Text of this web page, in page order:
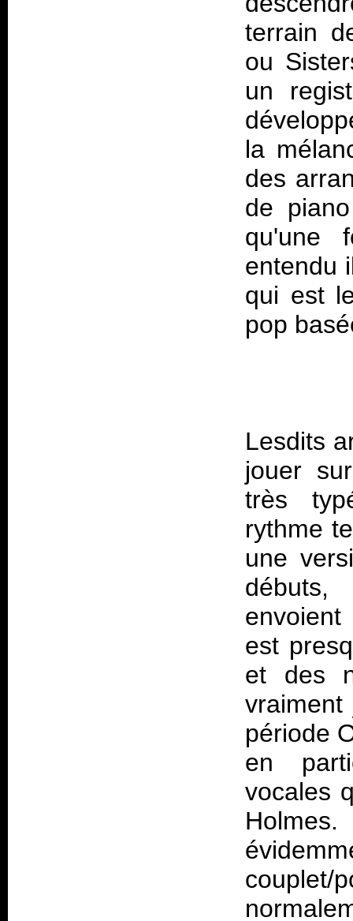
terrain
ou
un
la
des
de
qu'une
entendu
qui est
Lesdits
jouer
très
rythme
une
débuts,
est
et des
période
en
vocales